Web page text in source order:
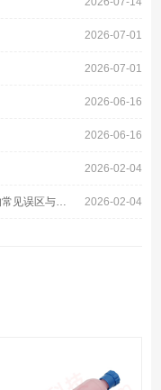
2026-07-01
2026-07-01
2026-06-16
2026-06-16
2026-02-04
2026-02-04